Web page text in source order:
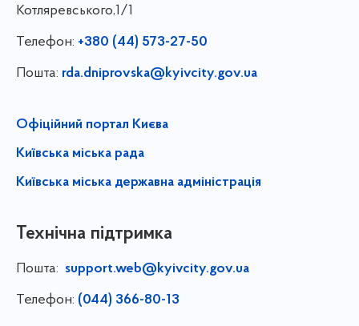
Котляревського,1/1
Телефон: +380 (44) 573-27-50
Пошта: rda.dniprovska@kyivcity.gov.ua
Офіційний портал Києва
Київська міська рада
Київська міська державна адміністрація
Технічна підтримка
Пошта: support.web@kyivcity.gov.ua
Телефон: (044) 366-80-13